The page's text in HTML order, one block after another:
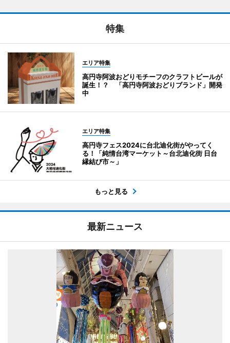
特集
エリア特集
高円寺阿波おどりモチーフのクラフトビールが
誕生！？ 「高円寺阿波おどりブランド」開発
中
エリア特集
高円寺フェス2024に台北迪化街がやってく
る！「純情台湾マーケット～台北迪化街 日台
縁結び市～」
もっと見る
最新ニュース